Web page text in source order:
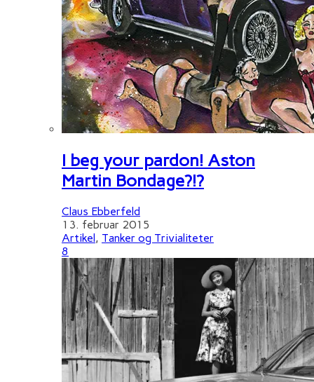
I beg your pardon! Aston
Martin Bondage?!?
Claus Ebberfeld
13. februar 2015
Artikel, Tanker og Trivialiteter
8